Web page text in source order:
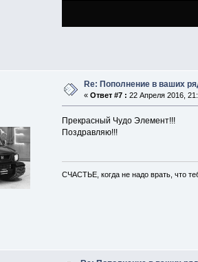
Re: Пополнение в ваших
«Ответ #7 : 22 Апреля 2016,
Прекрасный Чудо Элемент!!!
Поздравляю!!!
СЧАСТЬЕ, когда не надо врать, что